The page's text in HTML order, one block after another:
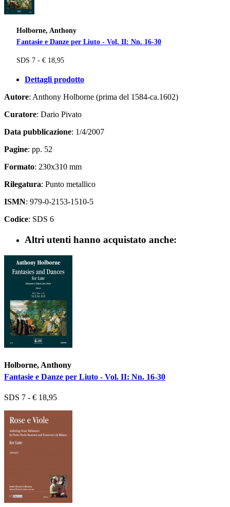
Holborne, Anthony
Fantasie e Danze per Liuto - Vol. II: Nn. 16-30
SDS 7 - € 18,95
Dettagli prodotto
Autore: Anthony Holborne (prima del 1584-ca.1602)
Curatore: Dario Pivato
Data pubblicazione: 1/4/2007
Pagine: pp. 52
Formato: 230x310 mm
Rilegatura: Punto metallico
ISMN: 979-0-2153-1510-5
Codice: SDS 6
Altri utenti hanno acquistato anche:
Holborne, Anthony
Fantasie e Danze per Liuto - Vol. II: Nn. 16-30
SDS 7 - € 18,95